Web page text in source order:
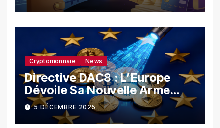
Cryptomonnaie News
Directive DAC8 : L’Europe
Dévoile Sa Nouvelle Arme
Contre La Fraude Fiscale
Crypto
5 DÉCEMBRE 2025